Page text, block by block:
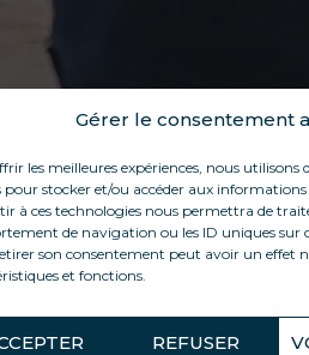
Gérer le consentement
les meilleures expériences, nous utilisons
pour stocker et/ou accéder aux informations
à ces technologies nous permettra de
de navigation ou les ID uniques sur
son consentement peut avoir un effet
et fonctions.
REFUSER
en productiviteit terwijl hij
Sectormanager.
zij: